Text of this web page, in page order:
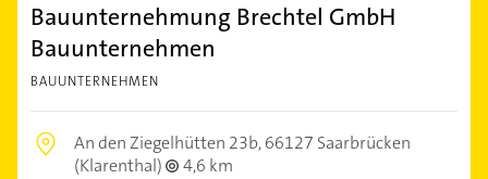
Bauunternehmung Brechtel GmbH
Bauunternehmen
BAUUNTERNEHMEN
An den Ziegelhütten 23b,66127 Saarbrücken
(Klarenthal)
4,6 km